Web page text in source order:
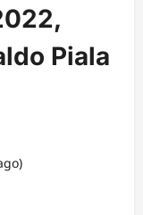
Piala